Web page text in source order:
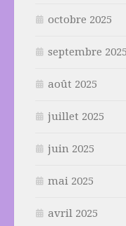
octobre 2025
septembre 2025
août 2025
juillet 2025
juin 2025
mai 2025
avril 2025